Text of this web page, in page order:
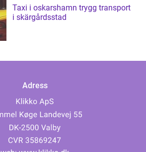
Taxi i oskarshamn trygg transport
i skärgårdsstad
Adress